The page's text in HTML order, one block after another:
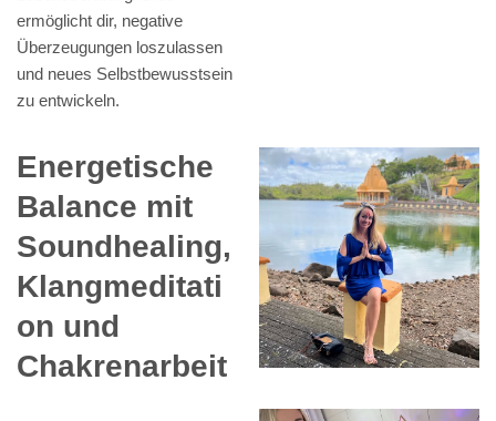
ermöglicht dir, negative
Überzeugungen loszulassen
und neues Selbstbewusstsein
zu entwickeln.
Energetische
Balance mit
Soundhealing,
Klangmeditati
on und
Chakrenarbeit